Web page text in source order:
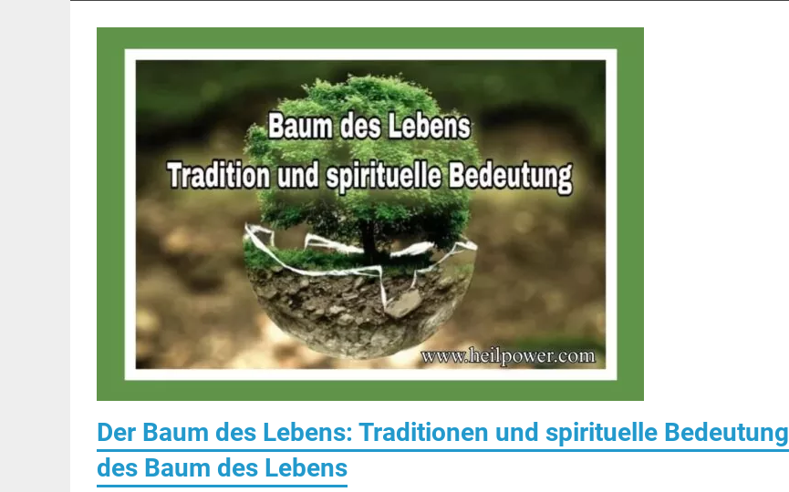
Der Baum des Lebens: Traditionen und spirituelle Bedeutung
des Baum des Lebens